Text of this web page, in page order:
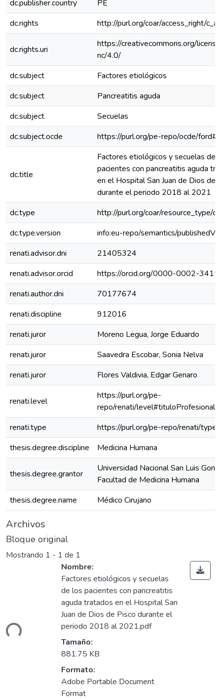
dc.publisher.country
PE
dc.rights
http://purl.org/coar/access_right/
dc.rights.uri
https://creativecommons.org/
nc/4.0/
dc.subject
Factores etiológicos
dc.subject
Pancreatitis aguda
dc.subject
Secuelas
dc.subject.ocde
https://purl.org/pe-repo/ocde/
dc.title
Factores etiológicos y secuelas de
pacientes con pancreatitis aguda
en el Hospital San Juan de Dios de
durante el periodo 2018 al 2021
dc.type
http://purl.org/coar/resource_type/
dc.type.version
info:eu-repo/semantics/
renati.advisor.dni
21405324
renati.advisor.orcid
https://orcid.org/0000-0002-
renati.author.dni
70177674
renati.discipline
912016
renati.juror
Moreno Legua, Jorge Eduardo
renati.juror
Saavedra Escobar, Sonia Nelva
renati.juror
Flores Valdivia, Edgar Genaro
renati.level
https://purl.org/pe-
repo/renati/level#tituloProfesional
renati.type
https://purl.org/pe-repo/renati/
thesis.degree.discipline
Medicina Humana
thesis.degree.grantor
Universidad Nacional San Luis
Facultad de Medicina Humana
thesis.degree.name
Médico Cirujano
Archivos
Bloque original
Mostrando 1 - 1 de 1
Nombre:
Factores etiológicos y secuelas
de los pacientes con pancreatitis
aguda tratados en el Hospital San
Juan de Dios de Pisco durante el
periodo 2018 al 2021.pdf
Tamaño:
881.75 KB
Formato:
Adobe Portable Document
Format